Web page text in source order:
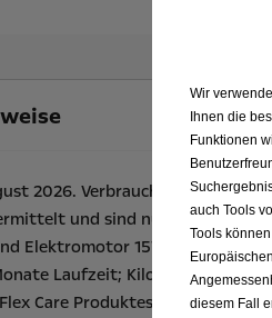
2026. Verbrauch kombiniert:
und sind nur als
Elektromotor 157 kW (213
Laufzeit;
Care Produktes – Complete
Wir
Ihnen die
Funktionen
auch Tools
Tools
diesem Fall